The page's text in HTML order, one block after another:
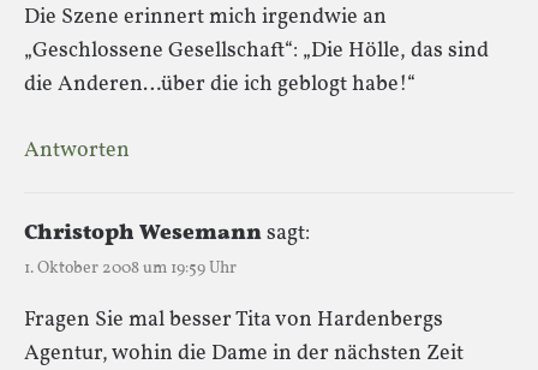
Die Szene erinnert mich irgendwie an
„Geschlossene Gesellschaft“: „Die Hölle, das sind
die Anderen…über die ich geblogt habe!“
Antworten
Christoph Wesemannsagt:
1. Oktober 2008 um 19:59 Uhr
Fragen Sie mal besser Tita von Hardenbergs
Agentur, wohin die Dame in der nächsten Zeit